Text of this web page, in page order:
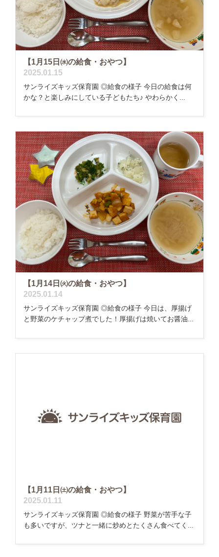
【1月15日㈬の給食・おやつ】
2025.01.15
サンライズキッズ保育園 ◎給食の様子 今日の給食は何
かな？と楽しみにしている子どもたち♪ やわらかく...
【1月14日㈫の給食・おやつ】
2025.01.14
サンライズキッズ保育園 ◎給食の様子 今日は、厚揚げ
と野菜のケチャップ煮でした！厚揚げは焼いてお醤油...
【1月11日㈯の給食・おやつ】
2025.01.11
サンライズキッズ保育園 ◎給食の様子 野菜が苦手な子
も多いですが、ツナと一緒に炒めとたくさん食べてく...